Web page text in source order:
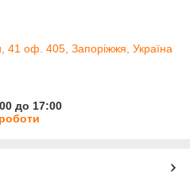
41 оф. 405, Запоріжжя, Україна
до 17:00